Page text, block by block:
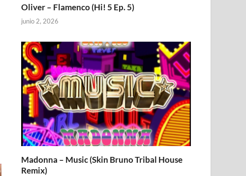
Oliver – Flamenco (Hi! 5 Ep. 5)
junio 2, 2026
Madonna – Music (Skin Bruno Tribal House
Remix)